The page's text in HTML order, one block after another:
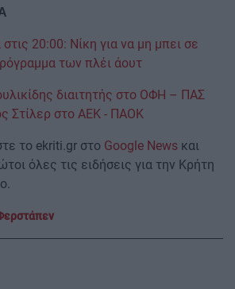
20:00: Νίκη για να μη μπει σε
των πλέι άουτ
διαιτητής στο ΟΦΗ – ΠΑΣ
Στίλερ στο ΑΕΚ - ΠΑΟΚ
το ekriti.gr στο Google News και
όλες τις ειδήσεις για την Κρήτη